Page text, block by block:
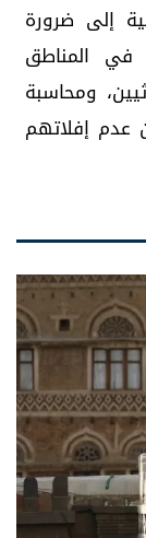
إلى ضرورة
في المناطق
ومحاسبة
عدم إفلاتهم